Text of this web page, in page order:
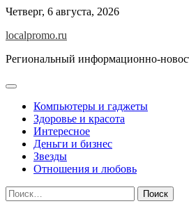
Перейти
содержимому
Четверг, 6 августа, 2026
localpromo.ru
Региональный информационно-
Компьютеры и гаджеты
Здоровье и красота
Интересное
Деньги и бизнес
Звезды
Отношения и любовь
Найти: